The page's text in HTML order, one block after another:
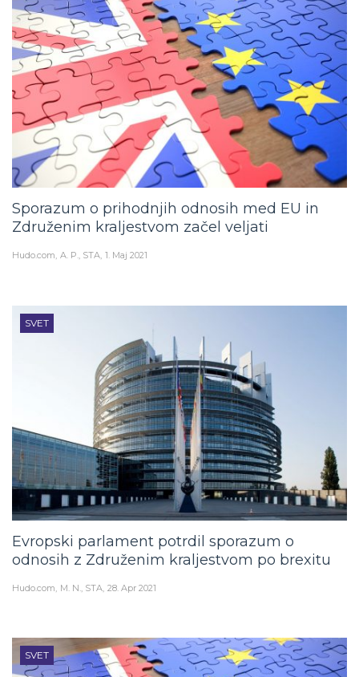
Sporazum o prihodnjih odnosih med EU in
Združenim kraljestvom začel veljati
Hudo.com A. P., STA 1. Maj 2021
SVET
Evropski parlament potrdil sporazum o
odnosih z Združenim kraljestvom po brexitu
Hudo.com M. N., STA 28. Apr 2021
SVET